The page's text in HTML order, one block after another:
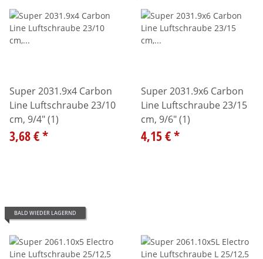
Super 2031.9x4 Carbon
Line Luftschraube 23/10
cm, 9/4" (1)
3,68 €*
Super 2031.9x6 Carbon
Line Luftschraube 23/15
cm, 9/6" (1)
4,15 €*
BALD WIEDER LAGERND